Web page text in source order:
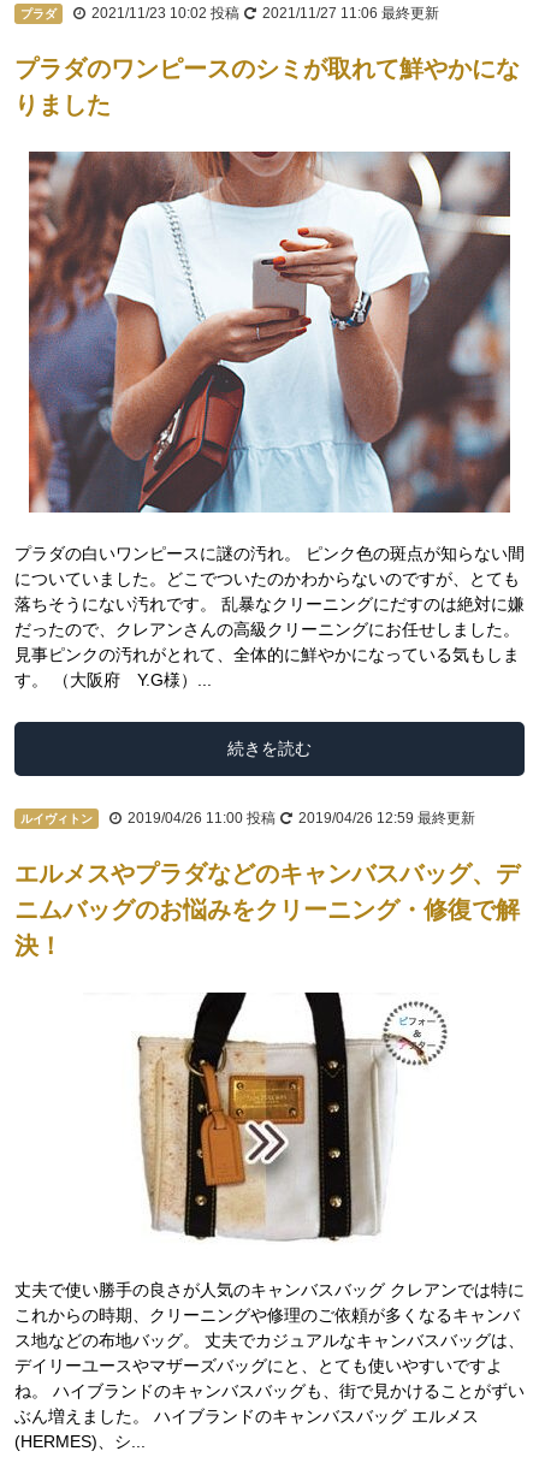
プラダ 2021/11/23 10:02 投稿 2021/11/27 11:06 最終更新
プラダのワンピースのシミが取れて鮮やかにな
りました
プラダの白いワンピースに謎の汚れ。 ピンク色の斑点が知らない間
についていました。どこでついたのかわからないのですが、とても
落ちそうにない汚れです。 乱暴なクリーニングにだすのは絶対に嫌
だったので、クレアンさんの高級クリーニングにお任せしました。
見事ピンクの汚れがとれて、全体的に鮮やかになっている気もしま
す。 （大阪府 Y.G様）...
続きを読む
ルイヴィトン 2019/04/26 11:00 投稿 2019/04/26 12:59 最終更新
エルメスやプラダなどのキャンバスバッグ、デ
ニムバッグのお悩みをクリーニング・修復で解
決！
丈夫で使い勝手の良さが人気のキャンバスバッグ クレアンでは特に
これからの時期、クリーニングや修理のご依頼が多くなるキャンバ
ス地などの布地バッグ。 丈夫でカジュアルなキャンバスバッグは、
デイリーユースやマザーズバッグにと、とても使いやすいですよ
ね。 ハイブランドのキャンバスバッグも、街で見かけることがずい
ぶん増えました。 ハイブランドのキャンバスバッグ エルメス
(HERMES)、シ...